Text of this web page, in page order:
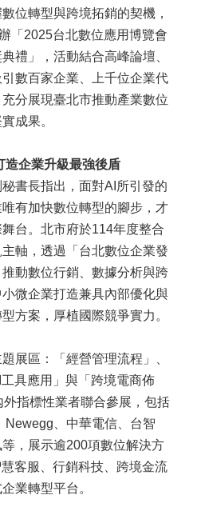
位轉型與跨境拓銷的契機，
「2025台北數位應用博覽會
禮」，活動結合高峰論壇、
數百家企業、上千位企業代
分展現臺北市推動產業數位
成果。
造企業升級最強後盾
長指出，面對AI所引發的
有加快數位轉型的腳步，才
台。北市府於114年度整合
主軸，透過「台北數位企業發
動數位行銷、數據分析與跨
微企業打造兼具內部優化與
方案，厚植國際競爭實力。
區：「經營管理流程」、
具應用」與「跨境電商佈
指標性業者聯合參展，包括
Newegg、中華電信、台智
，展示逾200項數位解決方
客服、行銷科技、跨境金流
業轉型平台。